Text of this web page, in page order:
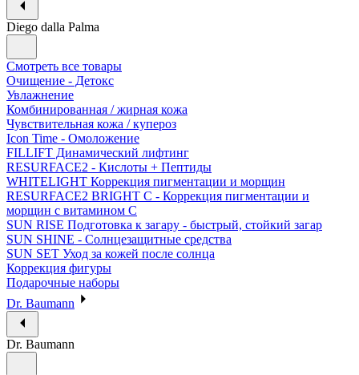
Diego dalla Palma
Смотреть все товары
Очищение - Детокс
Увлажнение
Комбинированная / жирная кожа
Чувствительная кожа / купероз
Icon Time - Омоложение
FILLIFT Динамический лифтинг
RESURFACE2 - Кислоты + Пептиды
WHITELIGHT Коррекция пигментации и морщин
RESURFACE2 BRIGHT C - Коррекция пигментации и
морщин с витамином С
SUN RISE Подготовка к загару - быстрый, стойкий загар
SUN SHINE - Солнцезащитные средства
SUN SET Уход за кожей после солнца
Коррекция фигуры
Подарочные наборы
Dr. Baumann
Dr. Baumann